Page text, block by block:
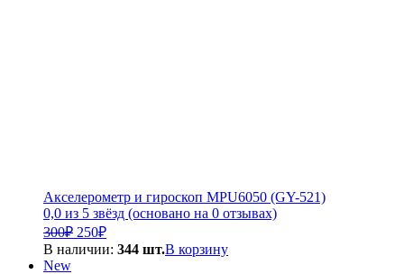
Акселерометр и гироскоп MPU6050 (GY-521)
0,0 из 5 звёзд (основано на 0 отзывах)
300₽ Первоначальная
цена
250₽Текущая
цена:
В наличии: 344 шт.В корзину
New